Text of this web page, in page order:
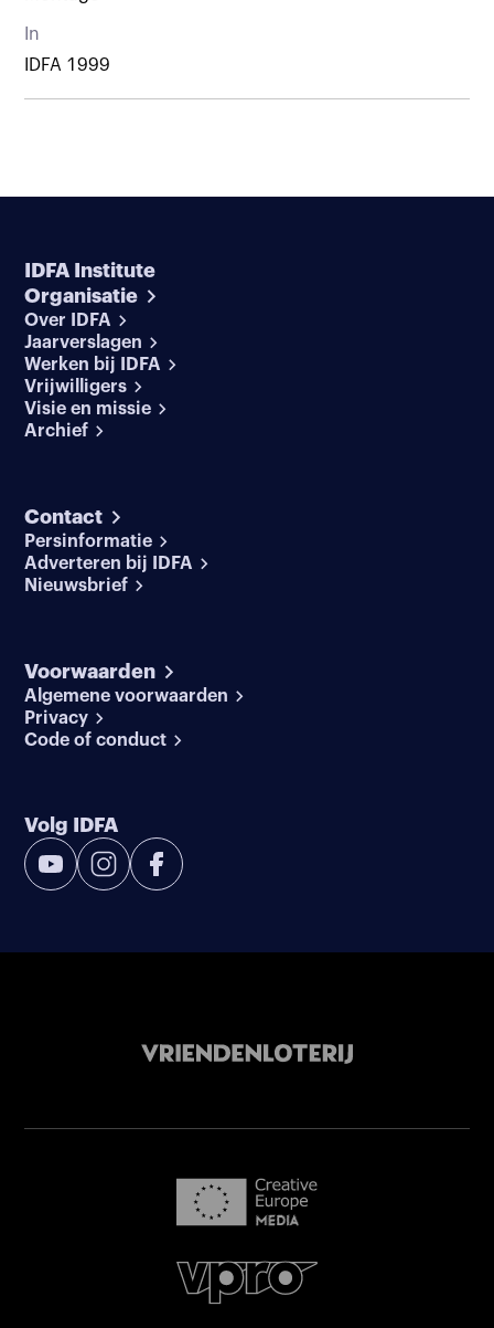
In
IDFA 1999
IDFA Institute
Organisatie
Over IDFA
Jaarverslagen
Werken bij IDFA
Vrijwilligers
Visie en missie
Archief
Contact
Persinformatie
Adverteren bij IDFA
Nieuwsbrief
Voorwaarden
Algemene voorwaarden
Privacy
Code of conduct
Volg IDFA